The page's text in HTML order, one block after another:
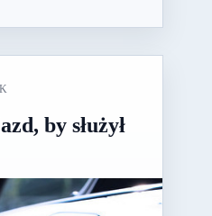
by służył